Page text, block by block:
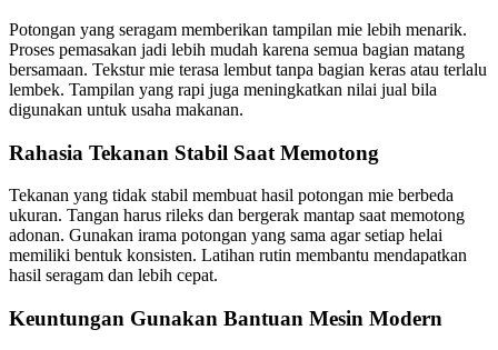
Potongan yang seragam memberikan tampilan mie lebih menarik.
Proses pemasakan jadi lebih mudah karena semua bagian matang
bersamaan. Tekstur mie terasa lembut tanpa bagian keras atau terlalu
lembek. Tampilan yang rapi juga meningkatkan nilai jual bila
digunakan untuk usaha makanan.
Rahasia Tekanan Stabil Saat Memotong
Tekanan yang tidak stabil membuat hasil potongan mie berbeda
ukuran. Tangan harus rileks dan bergerak mantap saat memotong
adonan. Gunakan irama potongan yang sama agar setiap helai
memiliki bentuk konsisten. Latihan rutin membantu mendapatkan
hasil seragam dan lebih cepat.
Keuntungan Gunakan Bantuan Mesin Modern